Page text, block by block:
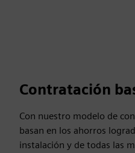
Contratación
Con nuestro modelo de
basan en los ahorros
instalación y de todas las